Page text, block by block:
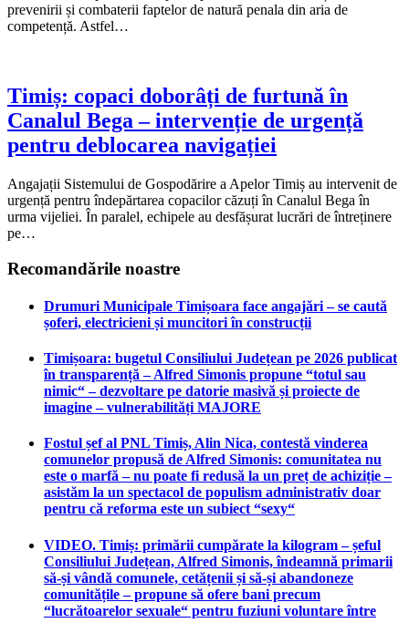
prevenirii și combaterii faptelor de natură penala din aria de
competență. Astfel…
Timiș: copaci doborâți de furtună în
Canalul Bega – intervenție de urgență
pentru deblocarea navigației
Angajații Sistemului de Gospodărire a Apelor Timiș au intervenit de
urgență pentru îndepărtarea copacilor căzuți în Canalul Bega în
urma vijeliei. În paralel, echipele au desfășurat lucrări de întreținere
pe…
Recomandările noastre
Drumuri Municipale Timișoara face angajări – se caută
șoferi, electricieni și muncitori în construcții
Timișoara: bugetul Consiliului Județean pe 2026 publicat
în transparență – Alfred Simonis propune “totul sau
nimic“ – dezvoltare pe datorie masivă și proiecte de
imagine – vulnerabilități MAJORE
Fostul șef al PNL Timiș, Alin Nica, contestă vinderea
comunelor propusă de Alfred Simonis: comunitatea nu
este o marfă – nu poate fi redusă la un preț de achiziție –
asistăm la un spectacol de populism administrativ doar
pentru că reforma este un subiect “sexy“
VIDEO. Timiș: primării cumpărate la kilogram – șeful
Consiliului Județean, Alfred Simonis, îndeamnă primarii
să-și vândă comunele, cetățenii și să-și abandoneze
comunitățile – propune să ofere bani precum
“lucrătoarelor sexuale“ pentru fuziuni voluntare între